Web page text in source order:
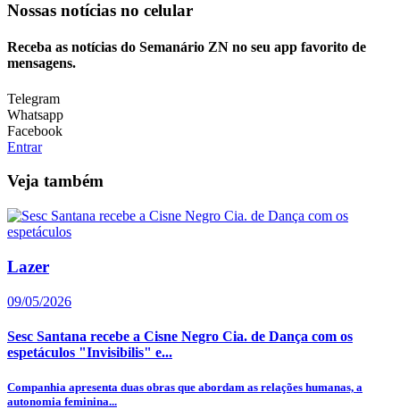
Nossas notícias no celular
Receba as notícias do Semanário ZN no seu app favorito de
mensagens.
Telegram
Whatsapp
Facebook
Entrar
Veja também
Lazer
09/05/2026
Sesc Santana recebe a Cisne Negro Cia. de Dança com os
espetáculos "Invisibilis" e...
Companhia apresenta duas obras que abordam as relações humanas, a
autonomia feminina...